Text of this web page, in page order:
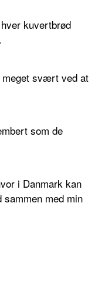
kuvertbrød
meget svært ved at
som de
i Danmark kan
sammen med min